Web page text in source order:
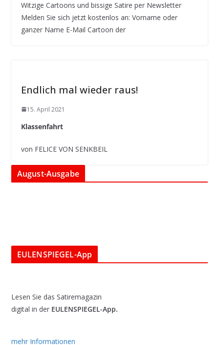
Witzige Cartoons und bissige Satire per Newsletter
Melden Sie sich jetzt kostenlos an: Vorname oder
ganzer Name E-Mail Cartoon der
Endlich mal wieder raus!
15. April 2021
Klassenfahrt
von FELICE VON SENKBEIL
August-Ausgabe
EULENSPIEGEL-App
Lesen Sie das Satiremagazin
digital in der EULENSPIEGEL-App.
mehr Informationen